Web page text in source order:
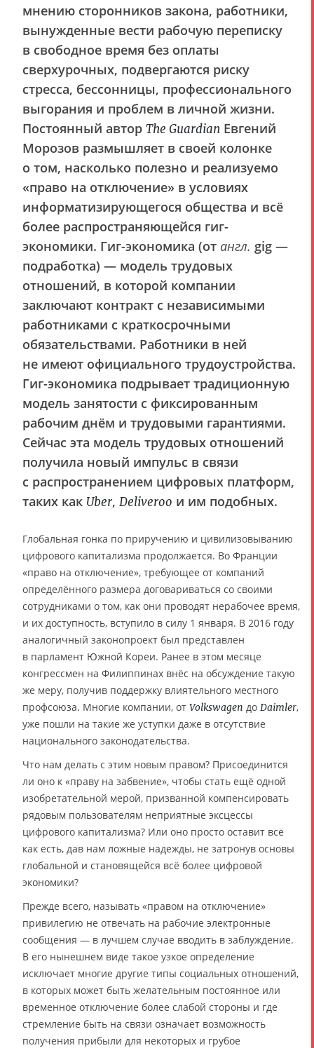
мнению сторонников закона, работники,
вынужденные вести рабочую переписку
в свободное время без оплаты
сверхурочных, подвергаются риску
стресса, бессонницы, профессионального
выгорания и проблем в личной жизни.
Постоянный автор The Guardian Евгений
Морозов размышляет в своей колонке
о том, насколько полезно и реализуемо
«право на отключение» в условиях
информатизирующегося общества и всё
более распространяющейся гиг-
экономики. Гиг-экономика (от англ. gig —
подработка) — модель трудовых
отношений, в которой компании
заключают контракт с независимыми
работниками с краткосрочными
обязательствами. Работники в ней
не имеют официального трудоустройства.
Гиг-экономика подрывает традиционную
модель занятости с фиксированным
рабочим днём и трудовыми гарантиями.
Сейчас эта модель трудовых отношений
получила новый импульс в связи
с распространением цифровых платформ,
таких как Uber, Deliveroo и им подобных.
Глобальная гонка по приручению и цивилизовыванию
цифрового капитализма продолжается. Во Франции
«право на отключение», требующее от компаний
определённого размера договариваться со своими
сотрудниками о том, как они проводят нерабочее время,
и их доступность, вступило в силу 1 января. В 2016 году
аналогичный законопроект был представлен
в парламент Южной Кореи. Ранее в этом месяце
конгрессмен на Филиппинах внёс на обсуждение такую
же меру, получив поддержку влиятельного местного
профсоюза. Многие компании, от Volkswagen до Daimler,
уже пошли на такие же уступки даже в отсутствие
национального законодательства.
Что нам делать с этим новым правом? Присоединится
ли оно к «праву на забвение», чтобы стать ещё одной
изобретательной мерой, призванной компенсировать
рядовым пользователям неприятные эксцессы
цифрового капитализма? Или оно просто оставит всё
как есть, дав нам ложные надежды, не затронув основы
глобальной и становящейся всё более цифровой
экономики?
Прежде всего, называть «правом на отключение»
привилегию не отвечать на рабочие электронные
сообщения — в лучшем случае вводить в заблуждение.
В его нынешнем виде такое узкое определение
исключает многие другие типы социальных отношений,
в которых может быть желательным постоянное или
временное отключение более слабой стороны и где
стремление быть на связи означает возможность
получения прибыли для некоторых и грубое